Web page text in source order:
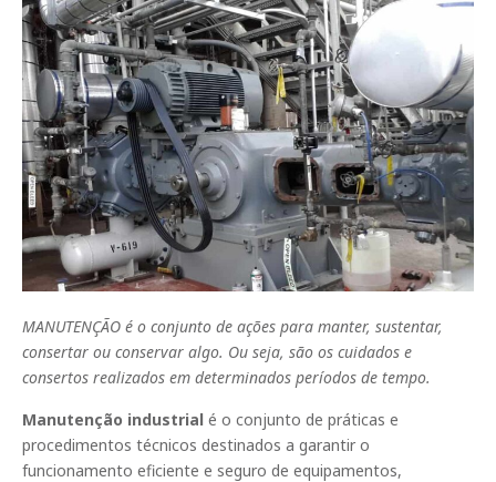
MANUTENÇÃO é o conjunto de ações para manter, sustentar,
consertar ou conservar algo. Ou seja, são os cuidados e
consertos realizados em determinados períodos de tempo.
Manutenção industrial é o conjunto de práticas e
procedimentos técnicos destinados a garantir o
funcionamento eficiente e seguro de equipamentos,